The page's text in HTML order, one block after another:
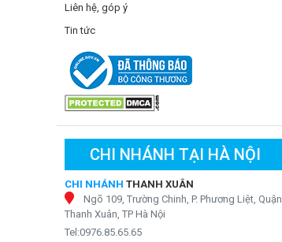
Liên hệ, góp ý
Tin tức
CHI NHÁNH TẠI HÀ NỘI
CHI NHÁNH THANH XUÂN
Ngõ 109, Trường Chinh, P. Phương Liệt, Quận
Thanh Xuân, TP Hà Nội
Tel:0976.85.65.65